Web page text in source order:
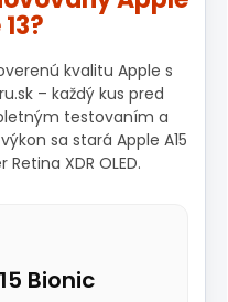
kvalitu Apple s
– každý kus pred
testovaním a
sa stará Apple A15
XDR OLED.
Bionic